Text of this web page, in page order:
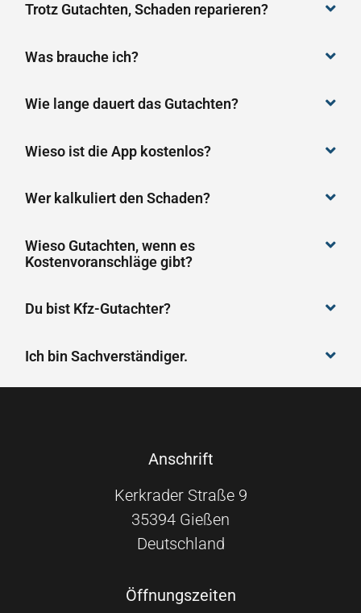
Trotz Gutachten, Schaden reparieren?
Was brauche ich?
Wie lange dauert das Gutachten?
Wieso ist die App kostenlos?
Wer kalkuliert den Schaden?
Wieso Gutachten, wenn es
Kostenvoranschläge gibt?
Du bist Kfz-Gutachter?
Ich bin Sachverständiger.
Anschrift
Kerkrader Straße 9
35394 Gießen
Deutschland
Öffnungszeiten